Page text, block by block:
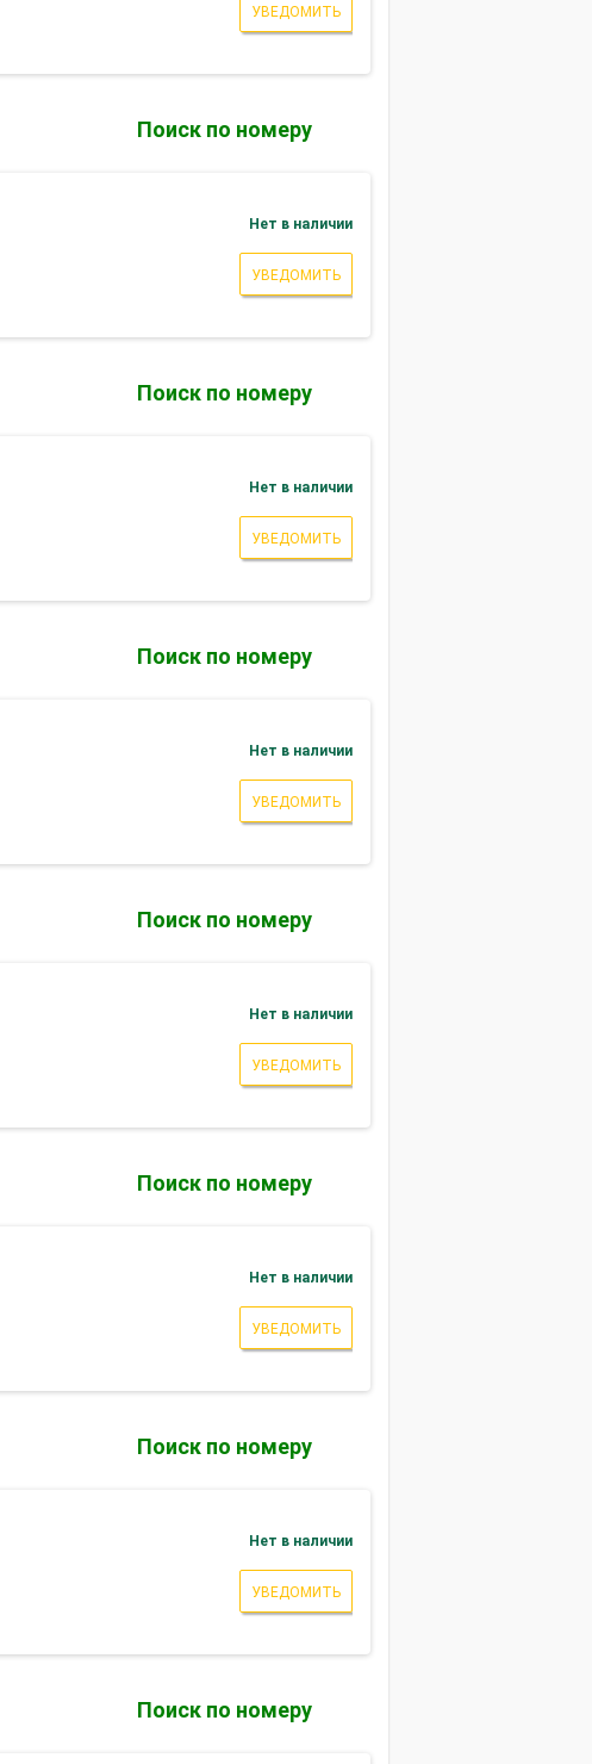
УВЕДОМИТЬ
Поиск по номеру
Нет в наличии
УВЕДОМИТЬ
Поиск по номеру
Нет в наличии
УВЕДОМИТЬ
Поиск по номеру
Нет в наличии
УВЕДОМИТЬ
Поиск по номеру
Нет в наличии
УВЕДОМИТЬ
Поиск по номеру
Нет в наличии
УВЕДОМИТЬ
Поиск по номеру
Нет в наличии
УВЕДОМИТЬ
Поиск по номеру